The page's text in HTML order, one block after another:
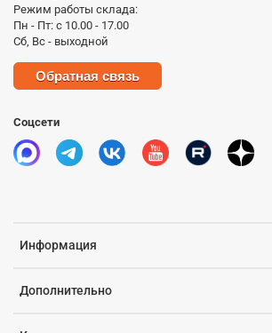
Информация
Дополнительно
Режим работы склада:
Пн - Пт: с 10.00 - 17.00
Сб, Вс - выходной
Обратная связь
Соцсети